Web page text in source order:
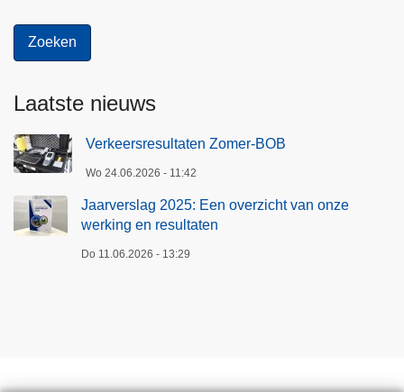
Laatste nieuws
Verkeersresultaten Zomer-BOB
Wo 24.06.2026 - 11:42
Jaarverslag 2025: Een overzicht van onze
werking en resultaten
Do 11.06.2026 - 13:29